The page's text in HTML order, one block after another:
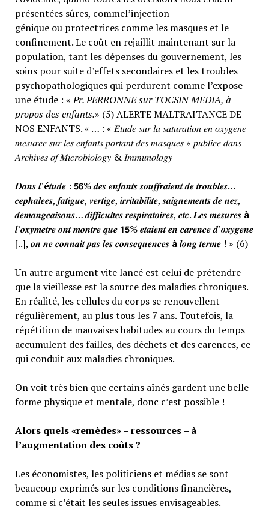
présentées sûres, commel’injection
génique ou protectrices comme les masques et le
confinement. Le coût en rejaillit maintenant sur la
population, tant les dépenses du gouvernement, les
soins pour suite d’effets secondaires et les troubles
psychopathologiques qui perdurent comme l’expose
une étude : «Pr. PERRONNE sur TOCSIN MEDIA, à
propos des enfants.» (5) ALERTE MALTRAITANCE DE
NOS ENFANTS. « … : « 𝐸𝑡𝑢𝑑𝑒 𝑠𝑢𝑟 𝑙𝑎 𝑠𝑎𝑡𝑢𝑟𝑎𝑡𝑖𝑜𝑛 𝑒𝑛 𝑜𝑥𝑦𝑔𝑒𝑛𝑒
𝑚𝑒𝑠𝑢𝑟𝑒𝑒 𝑠𝑢𝑟 𝑙𝑒𝑠 𝑒𝑛𝑓𝑎𝑛𝑡𝑠 𝑝𝑜𝑟𝑡𝑎𝑛𝑡 𝑑𝑒𝑠 𝑚𝑎𝑠𝑞𝑢𝑒𝑠 » 𝑝𝑢𝑏𝑙𝑖𝑒𝑒 𝑑𝑎𝑛𝑠
𝐴𝑟𝑐ℎ𝑖𝑣𝑒𝑠 𝑜𝑓 𝑀𝑖𝑐𝑟𝑜𝑏𝑖𝑜𝑙𝑜𝑔𝑦 & 𝐼𝑚𝑚𝑢𝑛𝑜𝑙𝑜𝑔𝑦
𝑫𝒂𝒏𝒔 𝒍’é𝒕𝒖𝒅𝒆 : 𝟱𝟲% 𝒅𝒆𝒔 𝒆𝒏𝒇𝒂𝒏𝒕𝒔 𝒔𝒐𝒖𝒇𝒇𝒓𝒂𝒊𝒆𝒏𝒕 𝒅𝒆 𝒕𝒓𝒐𝒖𝒃𝒍𝒆𝒔…
𝒄𝒆𝒑𝒉𝒂𝒍𝒆𝒆𝒔, 𝒇𝒂𝒕𝒊𝒈𝒖𝒆, 𝒗𝒆𝒓𝒕𝒊𝒈𝒆, 𝒊𝒓𝒓𝒊𝒕𝒂𝒃𝒊𝒍𝒊𝒕𝒆, 𝒔𝒂𝒊𝒈𝒏𝒆𝒎𝒆𝒏𝒕𝒔 𝒅𝒆 𝒏𝒆𝒛,
𝒅𝒆𝒎𝒂𝒏𝒈𝒆𝒂𝒊𝒔𝒐𝒏𝒔… 𝒅𝒊𝒇𝒇𝒊𝒄𝒖𝒍𝒕𝒆𝒔 𝒓𝒆𝒔𝒑𝒊𝒓𝒂𝒕𝒐𝒊𝒓𝒆𝒔, 𝒆𝒕𝒄. 𝑳𝒆𝒔 𝒎𝒆𝒔𝒖𝒓𝒆𝒔 à
𝒍’𝒐𝒙𝒚𝒎𝒆𝒕𝒓𝒆 𝒐𝒏𝒕 𝒎𝒐𝒏𝒕𝒓𝒆 𝒒𝒖𝒆 𝟭𝟱% 𝒆𝒕𝒂𝒊𝒆𝒏𝒕 𝒆𝒏 𝒄𝒂𝒓𝒆𝒏𝒄𝒆 𝒅’𝒐𝒙𝒚𝒈𝒆𝒏𝒆
[..], 𝒐𝒏 𝒏𝒆 𝒄𝒐𝒏𝒏𝒂𝒊𝒕 𝒑𝒂𝒔 𝒍𝒆𝒔 𝒄𝒐𝒏𝒔𝒆𝒒𝒖𝒆𝒏𝒄𝒆𝒔 à𝒍𝒐𝒏𝒈 𝒕𝒆𝒓𝒎𝒆 ! » (6)
Un autre argument vite lancé est celui de prétendre
que la vieillesse est la source des maladies chroniques.
En réalité, les cellules du corps se renouvellent
régulièrement, au plus tous les 7 ans. Toutefois, la
répétition de mauvaises habitudes au cours du temps
accumulent des failles, des déchets et des carences, ce
qui conduit aux maladies chroniques.
On voit très bien que certains aînés gardent une belle
forme physique et mentale, donc c’est possible !
Alors quels «remèdes» – ressources – à
l’augmentation des coûts ?
Les économistes, les politiciens et médias se sont
beaucoup exprimés sur les conditions financières,
comme si c’était les seules issues envisageables.